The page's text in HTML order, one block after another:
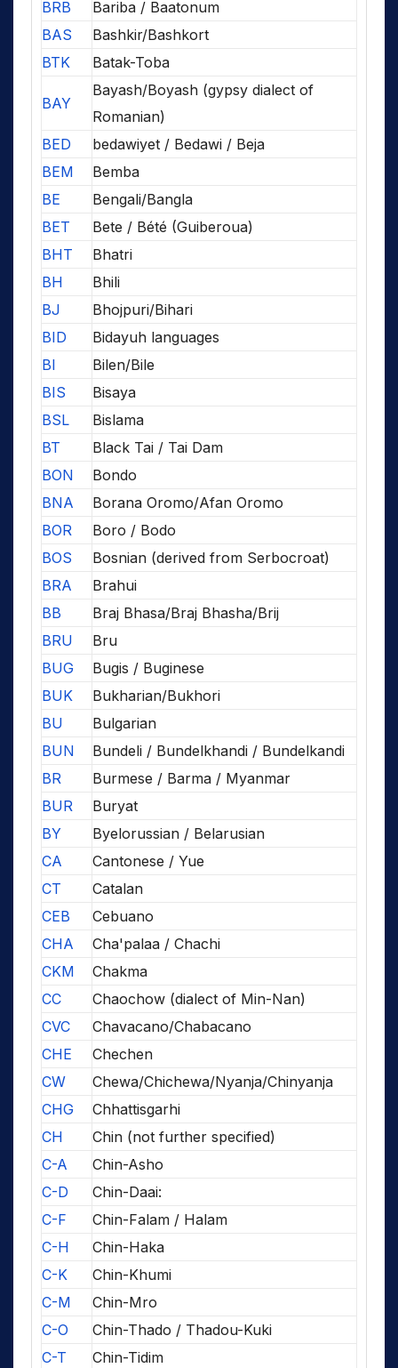
BRB
Bariba / Baatonum
BAS
Bashkir/Bashkort
BTK
Batak-Toba
BAY
Bayash/Boyash (gypsy dialect of
Romanian)
BED
bedawiyet / Bedawi / Beja
BEM
Bemba
BE
Bengali/Bangla
BET
Bete / Bété (Guiberoua)
BHT
Bhatri
BH
Bhili
BJ
Bhojpuri/Bihari
BID
Bidayuh languages
BI
Bilen/Bile
BIS
Bisaya
BSL
Bislama
BT
Black Tai / Tai Dam
BON
Bondo
BNA
Borana Oromo/Afan Oromo
BOR
Boro / Bodo
BOS
Bosnian (derived from Serbocroat)
BRA
Brahui
BB
Braj Bhasa/Braj Bhasha/Brij
BRU
Bru
BUG
Bugis / Buginese
BUK
Bukharian/Bukhori
BU
Bulgarian
BUN
Bundeli / Bundelkhandi / Bundelkandi
BR
Burmese / Barma / Myanmar
BUR
Buryat
BY
Byelorussian / Belarusian
CA
Cantonese / Yue
CT
Catalan
CEB
Cebuano
CHA
Cha'palaa / Chachi
CKM
Chakma
CC
Chaochow (dialect of Min-Nan)
CVC
Chavacano/Chabacano
CHE
Chechen
CW
Chewa/Chichewa/Nyanja/Chinyanja
CHG
Chhattisgarhi
CH
Chin (not further specified)
C-A
Chin-Asho
C-D
Chin-Daai:
C-F
Chin-Falam / Halam
C-H
Chin-Haka
C-K
Chin-Khumi
C-M
Chin-Mro
C-O
Chin-Thado / Thadou-Kuki
C-T
Chin-Tidim